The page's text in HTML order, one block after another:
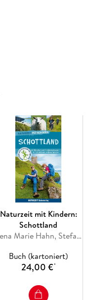
Naturzeit mit Kindern:
Schottland
Lena Marie Hahn, Stefanie Holtkamp
Buch (kartoniert)
24,00 €*